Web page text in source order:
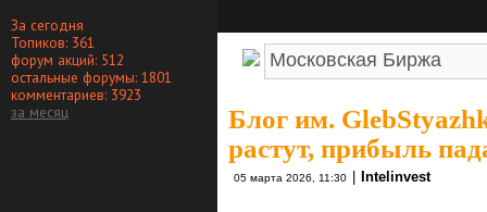
За сегодня
Топиков: 361
форум акций: 512
остальные форумы: 1801
комментариев: 3923
за месяц
Блог им.
растут, прибыль
05 марта 2026, 11:30 Intelinvest